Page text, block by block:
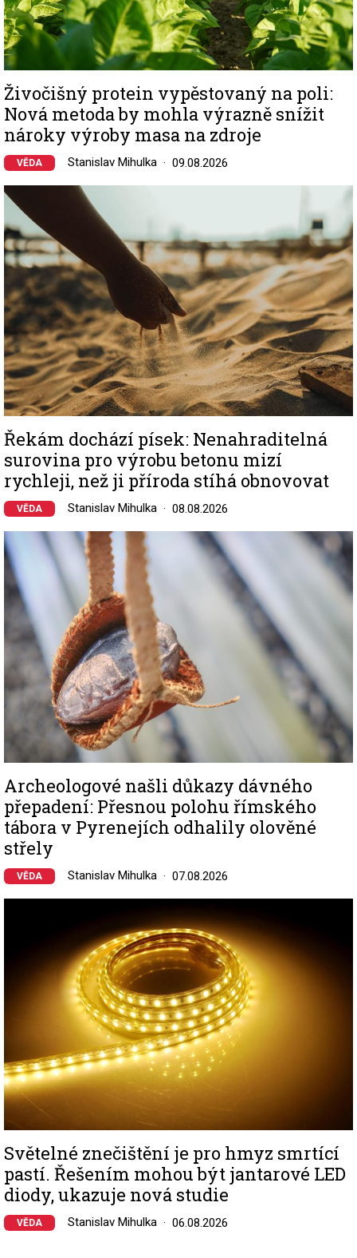
Živočišný protein vypěstovaný na poli:
Nová metoda by mohla výrazně snížit
nároky výroby masa na zdroje
VĚDA Stanislav Mihulka 09.08.2026
Image
Řekám dochází písek: Nenahraditelná
surovina pro výrobu betonu mizí
rychleji, než ji příroda stíhá obnovovat
VĚDA Stanislav Mihulka 08.08.2026
Image
Archeologové našli důkazy dávného
přepadení: Přesnou polohu římského
tábora v Pyrenejích odhalily olověné
střely
VĚDA Stanislav Mihulka 07.08.2026
Světelné znečištění je pro hmyz smrtící
pastí. Řešením mohou být jantarové LED
diody, ukazuje nová studie
VĚDA Stanislav Mihulka 06.08.2026